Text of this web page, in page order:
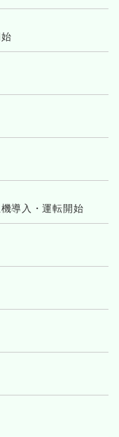
導入・運転開始